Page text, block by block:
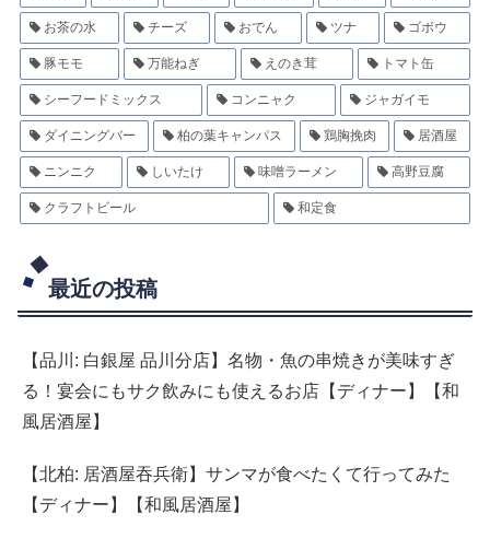
お茶の水 チーズ おでん ツナ ゴボウ
豚モモ 万能ねぎ えのき茸 トマト缶
シーフードミックス コンニャク ジャガイモ
ダイニングバー 柏の葉キャンパス 鶏胸挽肉 居酒屋
ニンニク しいたけ 味噌ラーメン 高野豆腐
クラフトビール 和定食
最近の投稿
【品川: 白銀屋 品川分店】名物・魚の串焼きが美味すぎ
る！宴会にもサク飲みにも使えるお店【ディナー】【和
風居酒屋】
【北柏: 居酒屋吞兵衛】サンマが食べたくて行ってみた
【ディナー】【和風居酒屋】